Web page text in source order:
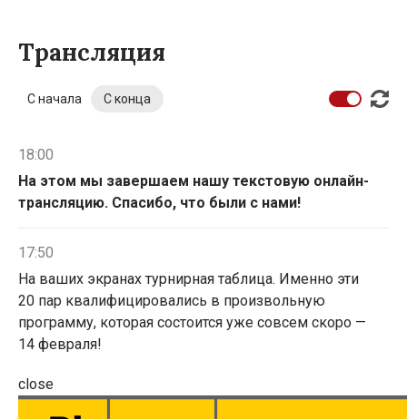
Трансляция
С начала С конца
18:00
На этом мы завершаем нашу текстовую онлайн-
трансляцию. Спасибо, что были с нами!
17:50
На ваших экранах турнирная таблица. Именно эти
20 пар квалифицировались в произвольную
программу, которая состоится уже совсем скоро —
14 февраля!
close